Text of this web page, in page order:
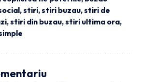
,stiri,stiri buzau,stiri de
,stiri din buzau,stiri ultima ora,